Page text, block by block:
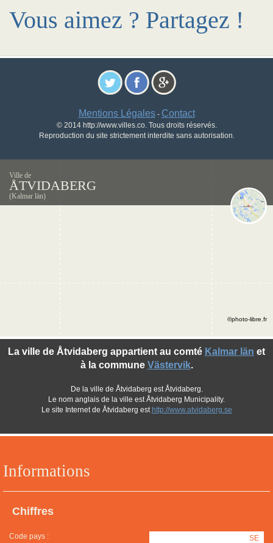
Vous aimez ? Partagez !
Mentions Légales- Contact
© 2014 http://www.villes.co. Tous droits réservés.
Reproduction du site strictement interdite sans autorisation.
Ville de
ÅTVIDABERG
(Kalmar län)
Informations
Chiffres
Code pays : SE
La ville de Åtvidaberg appartient au comté Kalmar län et
à la commune Västervik.
De la ville de Åtvidaberg est Åtvidaberg.
Le nom anglais de la ville est Åtvidaberg Municipality.
Le site Internet de Åtvidaberg est http://www.atvidaberg.se
©photo-libre.fr